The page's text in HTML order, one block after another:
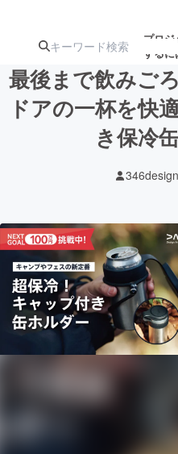
プロ
するに
注目のリ 注目の新着
テクノロジー・ガ
映像・映画
ビジネス・起業
まちづくり・地域
CAMPFIRE for Social
最後まで飲みご
ドアの一杯を快
き保冷
346design